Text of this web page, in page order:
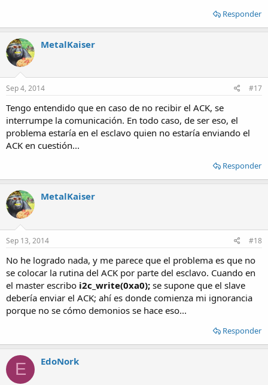
Responder
MetalKaiser
Sep 4, 2014 #17
Tengo entendido que en caso de no recibir el ACK, se
interrumpe la comunicación. En todo caso, de ser eso, el
problema estaría en el esclavo quien no estaría enviando el
ACK en cuestión...
Responder
MetalKaiser
Sep 13, 2014 #18
No he logrado nada, y me parece que el problema es que no
se colocar la rutina del ACK por parte del esclavo. Cuando en
el master escribo i2c_write(0xa0); se supone que el slave
debería enviar el ACK; ahí es donde comienza mi ignorancia
porque no se cómo demonios se hace eso...
Responder
E EdoNork